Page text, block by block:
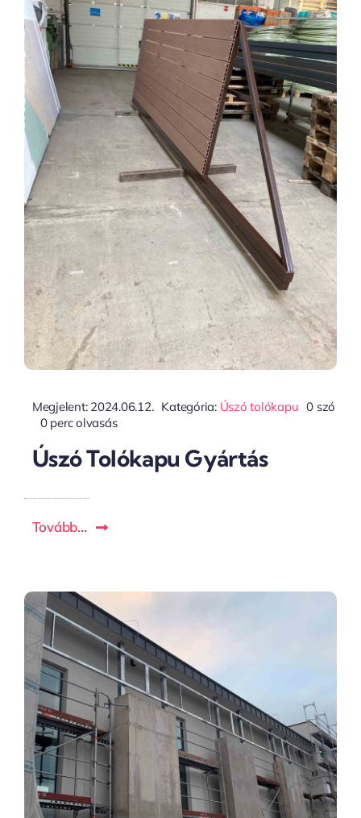
Megjelent: 2024.06.12. Kategória: Úszó tolókapu 0 szó
0 perc olvasás
Úszó Tolókapu Gyártás
Tovább...